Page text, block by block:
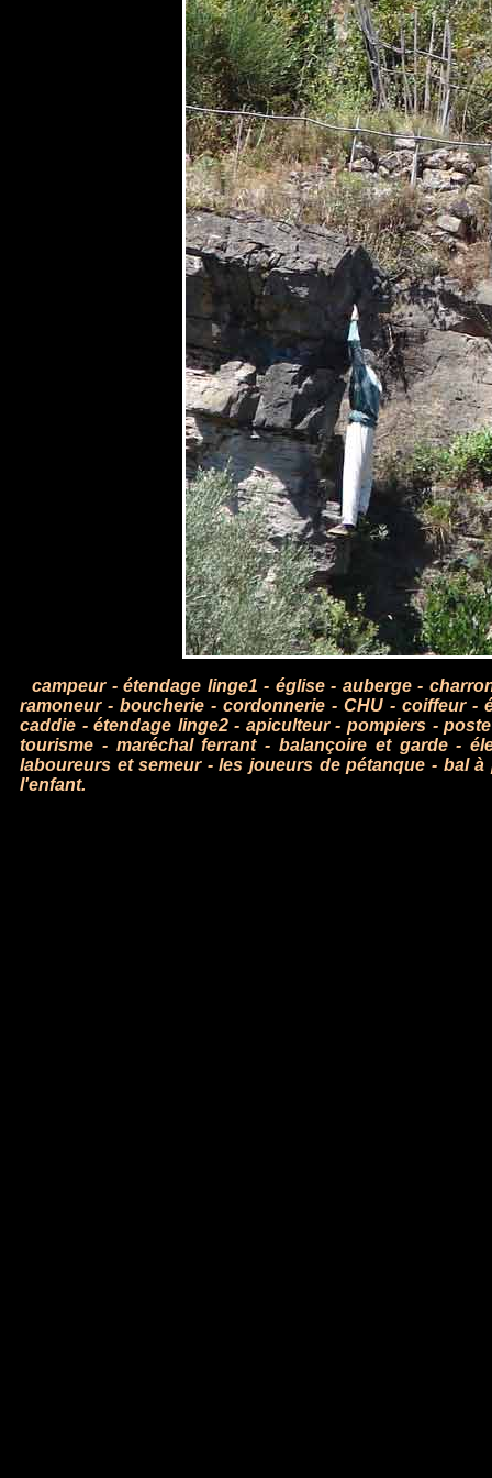
campeur-étendage linge1 - église- auberge-
ramoneur- boucherie- cordonnerie- CHU - coiffeur-
caddie -étendage linge2- apiculteur -pompiers -poste
tourisme - maréchal ferrant- balançoire et garde-
laboureurs et semeur-les joueurs de pétanque - bal à
l'enfant.